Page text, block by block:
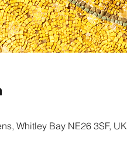
Whitley Bay NE26 3SF, UK